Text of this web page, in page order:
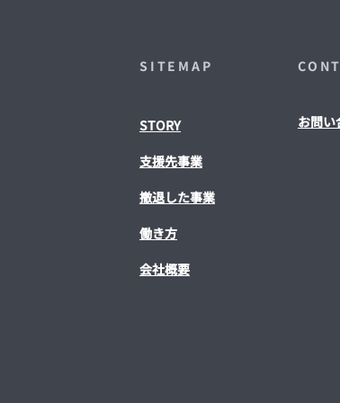
SITEMAP
STORY
​支援先事業
撤退した事業
働き方
会社概要
お問い